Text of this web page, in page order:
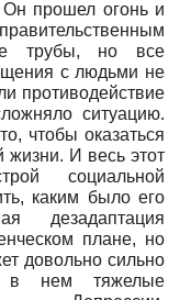
прошел огонь и
трубы, но все
с людьми не
противодействие
ситуацию.
чтобы оказаться
жизни. И весь этот
социальной
каким было его
дезадаптация
плане, но
довольно сильно
в нем тяжелые